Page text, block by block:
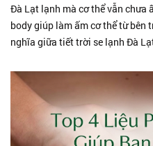
Đà Lạt lạnh mà cơ thể vẫn chưa
body giúp làm ấm cơ thể từ
nghĩa giữa tiết trời se lạnh Đà